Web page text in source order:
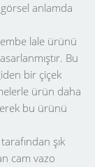
anlamda
lale ürünü
Bu
bir çiçek
ürün daha
bu ürünü
şık
cam vazo